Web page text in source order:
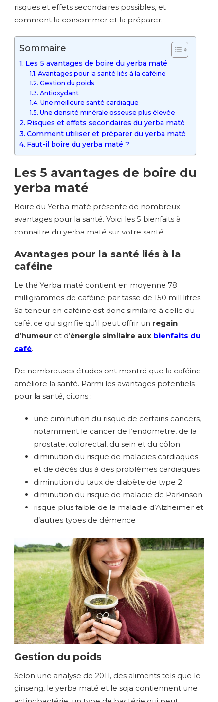
risques et effets secondaires possibles, et
comment la consommer et la préparer.
Sommaire
Les 5 avantages de boire du yerba maté
Avantages pour la santé liés à la caféine
Gestion du poids
Antioxydant
Une meilleure santé cardiaque
Une densité minérale osseuse plus élevée
Risques et effets secondaires du yerba maté
Comment utiliser et préparer du yerba maté
Faut-il boire du yerba maté ?
Les 5 avantages de boire du
yerba maté
Boire du Yerba maté présente de nombreux
avantages pour la santé. Voici les 5 bienfaits à
connaitre du yerba maté sur votre santé
Avantages pour la santé liés à la
caféine
Le thé Yerba maté contient en moyenne 78
milligrammes de caféine par tasse de 150 millilitres.
Sa teneur en caféine est donc similaire à celle du
café, ce qui signifie qu’il peut offrir un regain
d’humeur et d’énergie similaire aux bienfaits du
café.
De nombreuses études ont montré que la caféine
améliore la santé. Parmi les avantages potentiels
pour la santé, citons :
une diminution du risque de certains cancers,
notamment le cancer de l’endomètre, de la
prostate, colorectal, du sein et du côlon
diminution du risque de maladies cardiaques
et de décès dus à des problèmes cardiaques
diminution du taux de diabète de type 2
diminution du risque de maladie de Parkinson
risque plus faible de la maladie d’Alzheimer et
d’autres types de démence
Gestion du poids
Selon une analyse de 2011, des aliments tels que le
ginseng, le yerba maté et le soja contiennent une